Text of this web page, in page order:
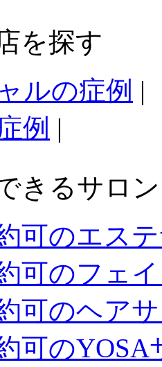
を探す
ルの症例 |
例 |
きるサロン
可のエス
可のフェ
可のヘア
可のYOSA